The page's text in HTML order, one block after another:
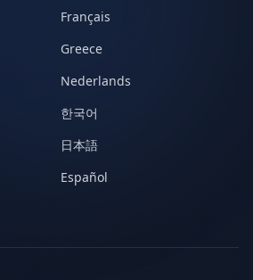
Français
Greece
Nederlands
한국어
日本語
Español